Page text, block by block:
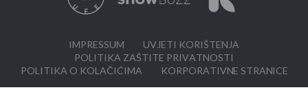
IMPRESSUM
UVJETI KORIŠTENJA
POLITIKA ZAŠTITE PRIVATNOSTI
POLITIKA O KOLAČIĆIMA
KORPORATIVNE STRANICE